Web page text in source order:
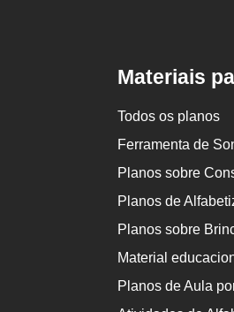
Materiais
Todos os planos
Ferramenta de
Planos sobre
Planos de
Planos sobre
Material
Planos de Aula